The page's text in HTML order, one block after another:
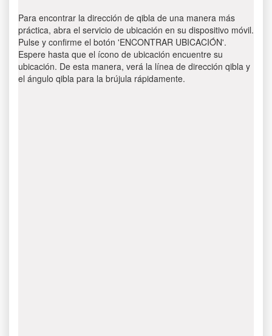
Para encontrar la dirección de qibla de una manera más
práctica, abra el servicio de ubicación en su dispositivo móvil.
Pulse y confirme el botón 'ENCONTRAR UBICACIÓN'.
Espere hasta que el ícono de ubicación encuentre su
ubicación. De esta manera, verá la línea de dirección qibla y
el ángulo qibla para la brújula rápidamente.